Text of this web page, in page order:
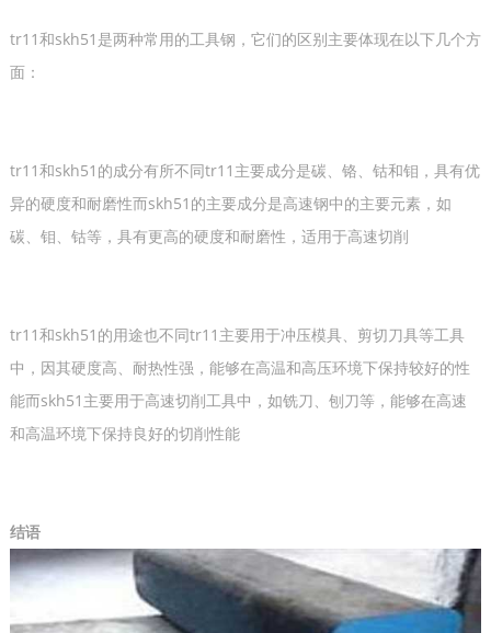
tr11和skh51是两种常用的工具钢，它们的区别主要体现在以下几个方
面：
tr11和skh51的成分有所不同tr11主要成分是碳、铬、钴和钼，具有优
异的硬度和耐磨性而skh51的主要成分是高速钢中的主要元素，如
碳、钼、钴等，具有更高的硬度和耐磨性，适用于高速切削
tr11和skh51的用途也不同tr11主要用于冲压模具、剪切刀具等工具
中，因其硬度高、耐热性强，能够在高温和高压环境下保持较好的性
能而skh51主要用于高速切削工具中，如铣刀、刨刀等，能够在高速
和高温环境下保持良好的切削性能
结语